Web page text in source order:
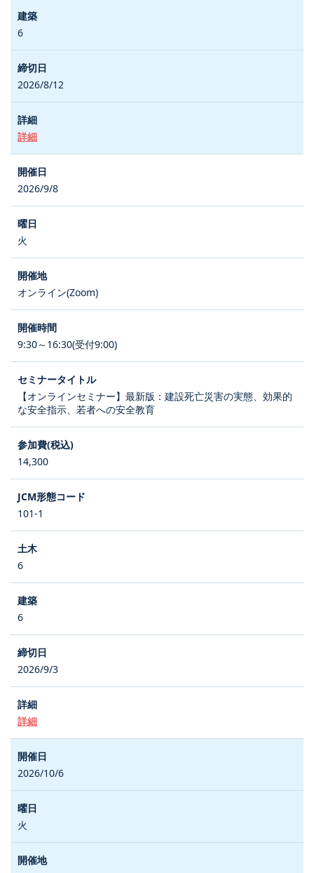
6
2026/8/12
詳細
2026/9/8
火
オンライン(Zoom)
9:30～16:30(受付9:00)
【オンラインセミナー】最新版：建設死亡災害の実態、効果的
な安全指示、若者への安全教育
14,300
101-1
6
6
2026/9/3
詳細
2026/10/6
火